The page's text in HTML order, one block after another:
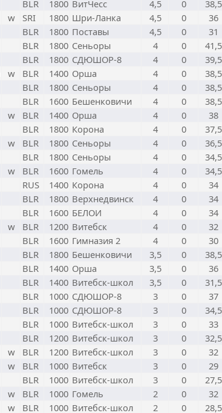
BLR 1800 ВитЧесс 4,5 0 38,5
w SRI 1800 Шри-Ланка 4,5 0 36
BLR 1800 Поставы 4,5 0 31
BLR 1800 Сеньоры 4 0 41,5
BLR 1800 СДЮШОР-8 4 0 39,5
w BLR 1400 Орша 4 0 38,5
BLR 1800 Сеньоры 4 0 38,5
BLR 1600 Бешенковичи 4 0 38,5
w BLR 1400 Орша 4 0 38
BLR 1800 Корона 4 0 37,5
w BLR 1800 Сеньоры 4 0 36,5
BLR 1800 Сеньоры 4 0 34,5
w BLR 1600 Гомель 4 0 34,5
RUS 1400 Корона 4 0 34
BLR 1800 Верхнедвинск 4 0 34
BLR 1600 БЕЛОИ 4 0 34
w BLR 1200 Витебск 4 0 32
BLR 1600 Гимназия 2 4 0 30
BLR 1800 Бешенковичи 3,5 0 38,5
BLR 1400 Орша 3,5 0 36
BLR 1400 Витебск-школ 3,5 0 31,5
BLR 1000 СДЮШОР-8 3 0 37
BLR 1000 СДЮШОР-8 3 0 34,5
BLR 1000 Витебск-школ 3 0 33
BLR 1200 Витебск-школ 3 0 32,5
w BLR 1200 Витебск-школ 3 0 32
w BLR 1000 Витебск 3 0 29
BLR 1000 Витебск-школ 3 0 27,5
w BLR 1000 Гомель 2 0 32
w BLR 1000 Витебск-школ 2 0 28,5